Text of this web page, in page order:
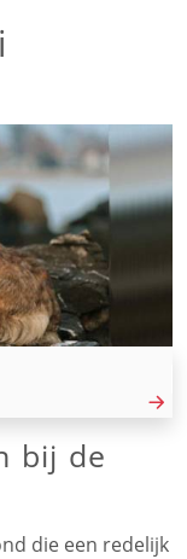
bij de
die een redelijk